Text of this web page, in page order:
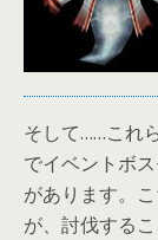
そして……これ
でイベントボ
があります。
が、討伐する